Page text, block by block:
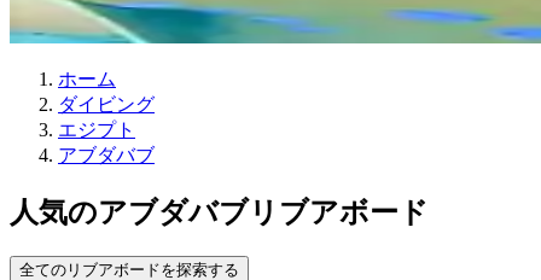
ホーム
ダイビング
エジプト
アブダバブ
人気のアブダバブリブアボード
全てのリブアボードを探索する